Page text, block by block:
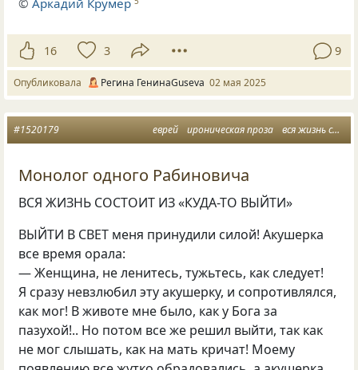
16 3 9
Опубликовала Регина ГенинаGuseva 02 мая 2025
еврей ироническая проза вся жизнь состоит
#1520179
Монолог одного Рабиновича
ВСЯ ЖИЗНЬ СОСТОИТ ИЗ «КУДА-ТО ВЫЙТИ»
ВЫЙТИ В СВЕТ меня принудили силой! Акушерка
все время орала:
— Женщина, не ленитесь, тужьтесь, как следует!
Я сразу невзлюбил эту акушерку, и сопротивлялся,
как мог! В животе мне было, как у Бога за
пазухой!.. Но потом все же решил выйти, так как
не мог слышать, как на мать кричат! Моему